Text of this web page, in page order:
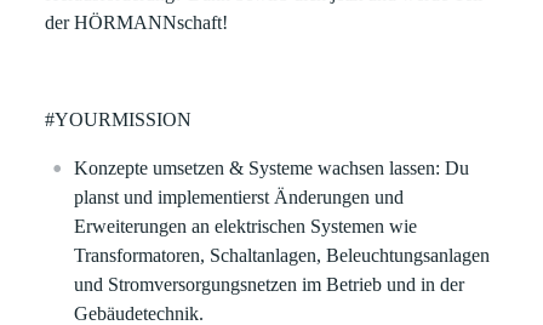
der HÖRMANNschaft!
#YOURMISSION
Konzepte umsetzen & Systeme wachsen lassen: Du
planst und implementierst Änderungen und
Erweiterungen an elektrischen Systemen wie
Transformatoren, Schaltanlagen, Beleuchtungsanlagen
und Stromversorgungsnetzen im Betrieb und in der
Gebäudetechnik.